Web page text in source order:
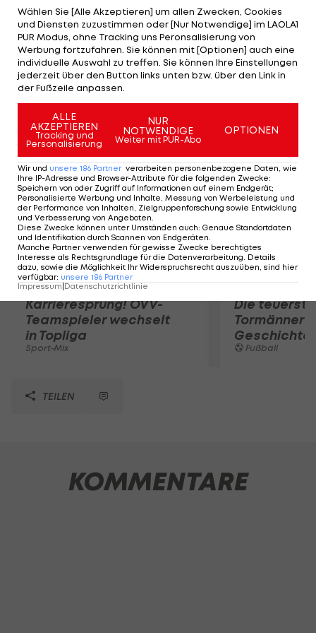
kann zum besten Spieler dieser WM gewählt
werden", lobt ihn der 37-Jährige, der vor der WM
noch das Fehlen von Führungspersönlichkeiten
angeprangert hat. Zweiter Eckpfeiler der
Deutschen sei ihr Goalie. "Manuel Neuer ist unsere
Lebensversicherung."
Mehr zum Thema
Karrieresprung! ÖVV-
Teamspieler wechselt
in Topliga
Sport-Mix
Die
Tormänner
Geschichte
Fußball
TEILEN
KOMMENTARE
Wählen Sie [Alle Akzeptieren] um allen Zwecken, Cookies
und Diensten zuzustimmen oder [Nur Notwendige] im LAOLA1
PUR Modus, ohne Tracking uns Peronsalisierung von
Werbung fortzufahren. Sie können mit [Optionen] auch eine
individuelle Auswahl zu treffen. Sie können Ihre Einstellungen
jederzeit über den Button links unten bzw. über den Link in
der Fußzeile anpassen.
ALLE
AKZEPTIEREN
Tracking und
Personalisierung
NUR
NOTWENDIGE
Weiter mit PUR-Abo
OPTIONEN
Wir und unsere 186 Partner verarbeiten personenbezogene Daten, wie
Ihre IP-Adresse und Browser-Attribute für die folgenden Zwecke:
Speichern von oder Zugriff auf Informationen auf einem Endgerät;
Personalisierte Werbung und Inhalte, Messung von Werbeleistung und
der Performance von Inhalten, Zielgruppenforschung sowie Entwicklung
und Verbesserung von Angeboten.
Diese Zwecke können unter Umständen auch: Genaue Standortdaten
und Identifikation durch Scannen von Endgeräten.
Manche Partner verwenden für gewisse Zwecke berechtigtes
Interesse als Rechtsgrundlage für die Datenverarbeitung. Details
dazu, sowie die Möglichkeit Ihr Widerspruchsrecht auszuüben, sind hier
verfügbar: unsere 186 Partner
Impressum Datenschutzrichtlinie